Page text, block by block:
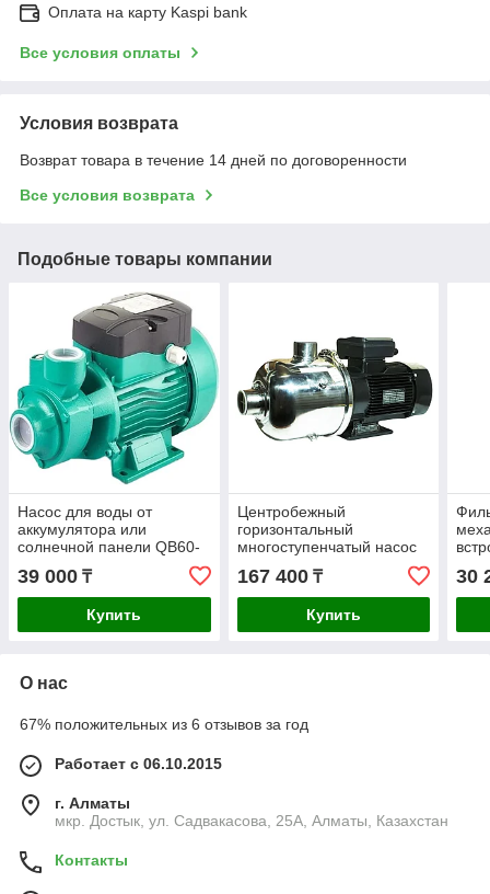
Оплата на карту Kaspi bank
Все условия оплаты
Условия возврата
Возврат товара в течение 14 дней по договоренности
Все условия возврата
Подобные товары компании
Насос для воды от
аккумулятора или
солнечной панели QB60-
12- 200Вт, 25м, 2,1 м3/ч,
12В
39 000 ₸
Купить
Центробежный
горизонтальный
многоступенчатый насос
для холодной и горячей
воды SHIMGE BW8-4,
39м, 10 м3/ч
167 400₸
Купить
30
О нас
67% положительных из 6 отзывов за год
Работает с 06.10.2015
г. Алматы
мкр. Достык, ул. Садвакасова, 25А, Алматы, Казахстан
Контакты